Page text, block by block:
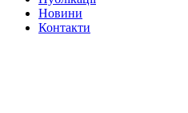
Новини
Контакти